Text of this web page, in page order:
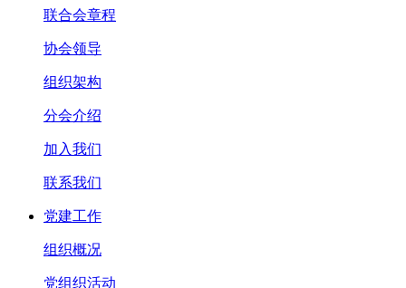
联合会章程
协会领导
组织架构
分会介绍
加入我们
联系我们
党建工作
组织概况
党组织活动